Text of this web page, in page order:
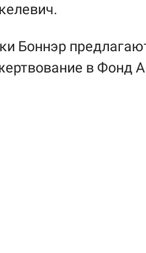
Боннэр
в Фонд